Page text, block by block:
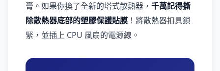
膏。如果你換了全新的塔式散熱器， 千萬記得撕
除散熱器底部的塑膠保護貼膜 ！將散熱器扣具鎖
緊，並插上 CPU 風扇的電源線。